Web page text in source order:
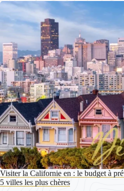
Visiter la Californie en : le budget à
5 villes les plus chères